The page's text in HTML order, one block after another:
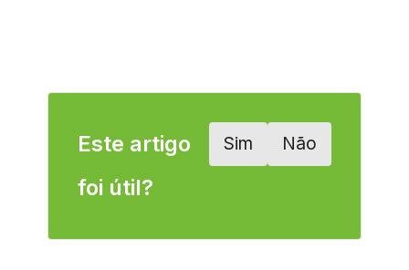
Este artigo
foi útil?
Sim Não